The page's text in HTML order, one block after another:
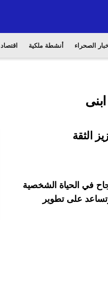
الصحراء أنشطة ملكية اقتصاد
لتعزيز الثقة
في الحياة الشخصية
وتساعد على تطوير